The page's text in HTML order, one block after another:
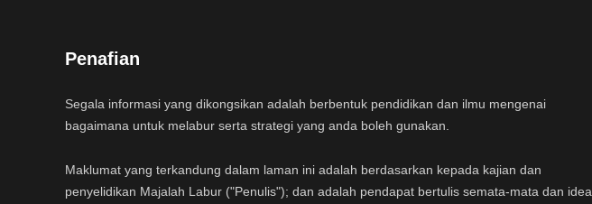
Penafian
Segala informasi yang dikongsikan adalah berbentuk pendidikan dan ilmu mengenai
bagaimana untuk melabur serta strategi yang anda boleh gunakan.
Maklumat yang terkandung dalam laman ini adalah berdasarkan kepada kajian dan
penyelidikan Majalah Labur ("Penulis"); dan adalah pendapat bertulis semata-mata dan idea